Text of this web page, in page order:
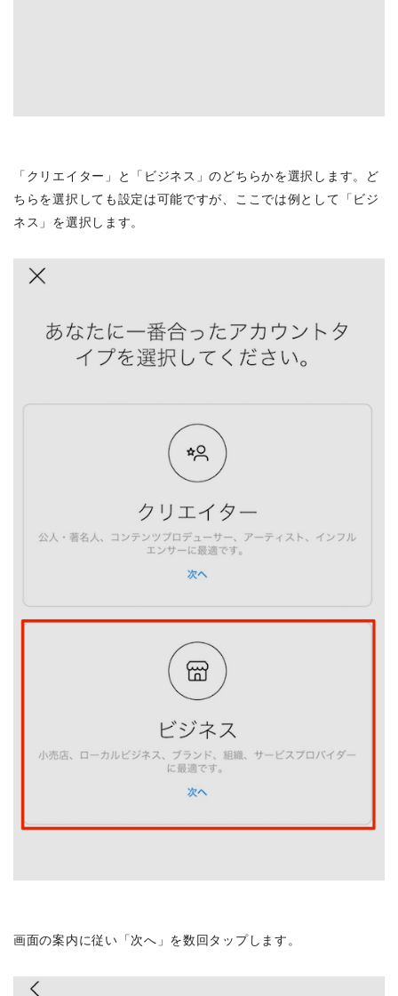
「クリエイター」と「ビジネス」のどちらかを選択します。ど
ちらを選択しても設定は可能ですが、ここでは例として「ビジ
ネス」を選択します。
画面の案内に従い「次へ」を数回タップします。